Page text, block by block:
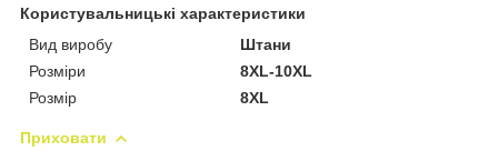
Користувальницькі характеристики
Вид виробу
Штани
Розміри
8XL-10XL
Розмір
8XL
Приховати